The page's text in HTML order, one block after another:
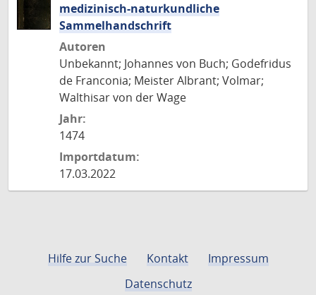
medizinisch-naturkundliche
Sammelhandschrift
Autoren
Unbekannt; Johannes von Buch; Godefridus
de Franconia; Meister Albrant; Volmar;
Walthisar von der Wage
Jahr:
1474
Importdatum:
17.03.2022
Hilfe zur Suche Kontakt
Impressum
Datenschutz